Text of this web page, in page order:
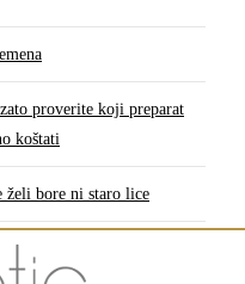
proverite koji preparat
koštati
želi bore ni staro lice